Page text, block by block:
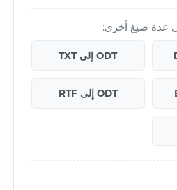
ODT إلى TXT
ODT إلى RTF